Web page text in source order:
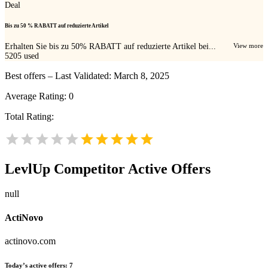
Deal
Bis zu 50 % RABATT auf reduzierte Artikel
Erhalten Sie bis zu 50% RABATT auf reduzierte Artikel bei... View more
5205 used
Best offers – Last Validated: March 8, 2025
Average Rating: 0
Total Rating:
LevlUp Competitor Active Offers
null
ActiNovo
actinovo.com
Today’s active offers: 7